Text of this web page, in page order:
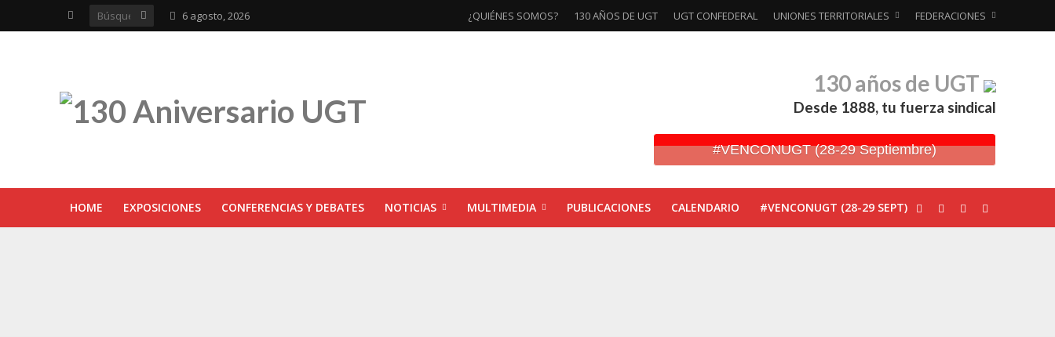
6 agosto, 2026 ¿QUIÉNES SOMOS? 130 AÑOS DE UGT UGT CONFEDERAL UNIONES TERRITORIALES FEDERACIONES
130 años de UGT
Desde 1888, tu fuerza sindical
#VENCONUGT (28-29 Septiembre)
HOME EXPOSICIONES CONFERENCIAS Y DEBATES NOTICIAS MULTIMEDIA PUBLICACIONES CALENDARIO #VENCONUGT (28-29 SEPT)